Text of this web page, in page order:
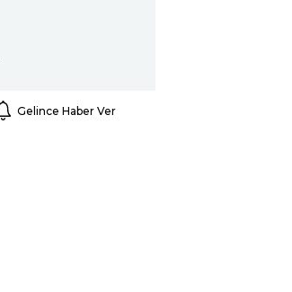
Gelince Haber Ver